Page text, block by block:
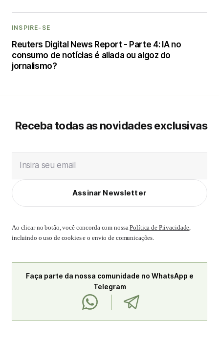
INSPIRE-SE
Reuters Digital News Report - Parte 4: IA no
consumo de notícias é aliada ou algoz do
jornalismo?
Receba todas as novidades exclusivas
Insira seu email
Assinar Newsletter
Ao clicar no botão, você concorda com nossaPolítica de Privacidade,
incluindo o uso de cookies e o envio de comunicações.
Faça parte da nossa comunidade no WhatsApp e
Telegram